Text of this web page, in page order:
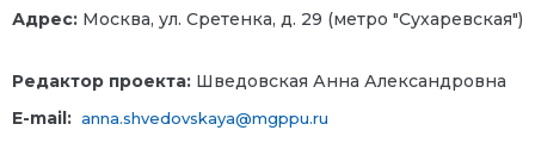
Адрес: Москва, ул. Сретенка, д. 29 (метро "Сухаревская")
Редактор проекта: Шведовская Анна Александровна
E-mail: anna.shvedovskaya@mgppu.ru